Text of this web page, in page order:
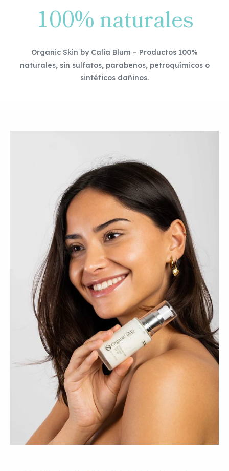
100% naturales
Organic Skin by Calia Blum – Productos 100%
naturales, sin sulfatos, parabenos, petroquímicos o
sintéticos dañinos.